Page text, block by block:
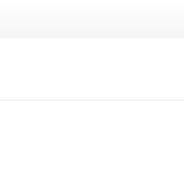
der Contiago GmbH.